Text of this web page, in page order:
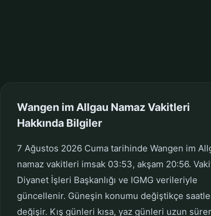
Wangen im Allgau Namaz Vakitleri
Hakkında Bilgiler
7 Ağustos 2026 Cuma tarihinde Wangen im
namaz vakitleri imsak 03:53, akşam 20:56.
Diyanet İşleri Başkanlığı ve IGMG verileriyle
güncellenir. Güneşin konumu değiştikçe
değişir. Kış günleri kısa, yaz günleri uzun